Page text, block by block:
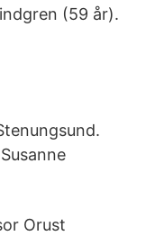
(59 år).
Orust